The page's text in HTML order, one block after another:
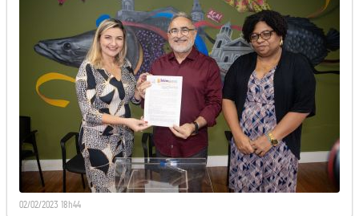
02/02/2023 18h44